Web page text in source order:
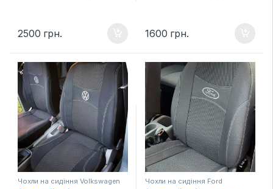
Країна виробник: Україна
Комплектація: Передні
спинка, підголовники (за
комплектацією автівки),
підлокітники і фальшпанелі
(якщо є у моделі)
Шов: Подвійна відстрочка
Лого: Логотип марки авто
на чохлах для передніх
сидінь
2500 грн.
Країна виробник: Україна
Комплектація: Передні
спинка, підголовники (за
комплектацією автівки),
підлокітники і фальшпанелі
(якщо є у моделі)
Шов: Подвійна відстрочка
Лого: Логотип марки авто
на чохлах для передніх
сидінь
1600 грн.
Чохли на сидіння Volkswagen Чохли на сидіння Ford